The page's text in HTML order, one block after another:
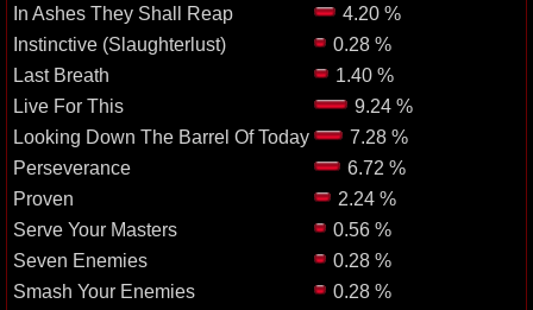
In Ashes They Shall Reap
4.20 %
Instinctive (Slaughterlust)
0.28 %
Last Breath
1.40 %
Live For This
9.24 %
Looking Down The Barrel Of Today
7.28 %
Perseverance
6.72 %
Proven
2.24 %
Serve Your Masters
0.56 %
Seven Enemies
0.28 %
Smash Your Enemies
0.28 %